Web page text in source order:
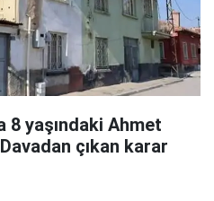
8 yaşındaki Ahmet
çıkan karar